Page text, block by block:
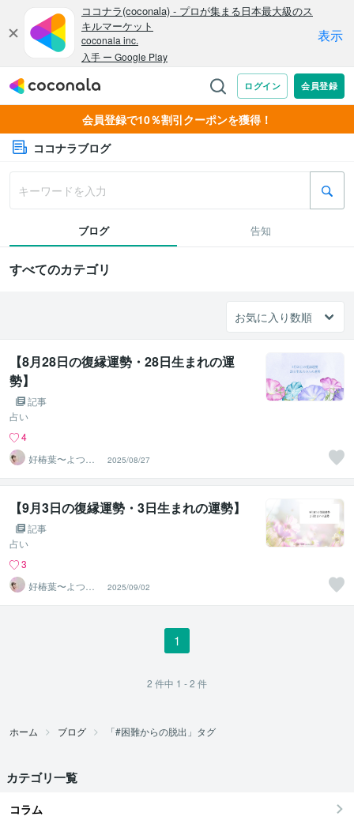
会員登録で10％割引クーポンを獲得！
ココナラブログ
ブログ 告知
すべてのカテゴリ
【8月28日の復縁運勢・28日生まれの運
勢】
記事
占い
4
好椿葉〜よつ
ば〜
2025/08/27
【9月3日の復縁運勢・3日生まれの運勢】
記事
占い
3
好椿葉〜よつ
ば〜
2025/09/02
1
2 件中 1 - 2 件
ホーム ブログ 「#困難からの脱出」タグ
カテゴリ一覧
コラム